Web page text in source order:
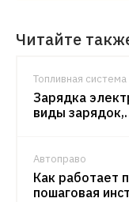
Читайте
Топливная система
Зарядка
виды
Автоправо
Как работает
пошаговая